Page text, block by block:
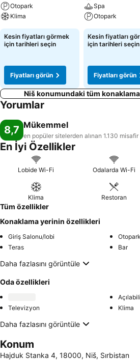
Otopark
Klima
Kesin fiyatları görmek
için tarihleri seçin
Fiyatları görün
Spa
Otopark
Kesin fiyatları
için tarihleri seçin
Fiyatları görün
Niš konumundaki tüm
Yorumlar
8,7 Mükemmel
en popüler sitelerden alınan 1.130 misafir
En İyi Özellikler
Lobide Wi-Fi Odalarda Wi-Fi
Klima Restoran
Tüm özellikler
Konaklama yerinin özellikleri
Giriş Salonu/lobi
Otopark
Teras
Bar
Daha fazlasını görüntüle
Oda özellikleri
Televizyon
Klima
Daha fazlasını görüntüle
Konum
Hajduk Stanka 4, 18000, Niš, Sırbistan